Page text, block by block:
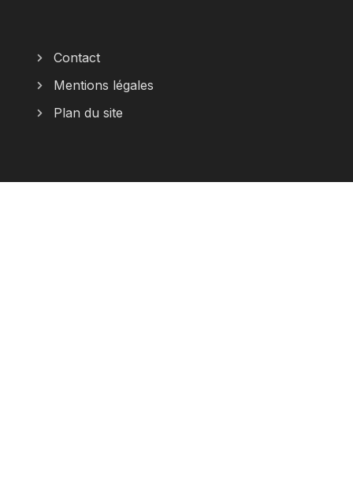
Contact
Mentions légales
Plan du site